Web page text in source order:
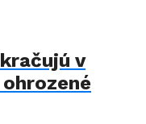
v